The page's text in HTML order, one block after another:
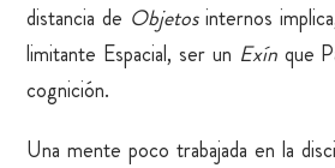
distancia de Objetosinternos
limitante Espacial, ser un Exín que
cognición.
Una mente poco trabajada en la